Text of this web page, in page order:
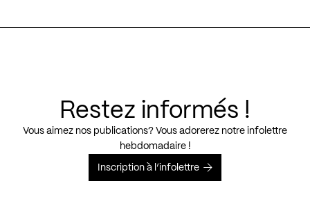
Restez informés !
Vous aimez nos publications? Vous adorerez notre infolettre
hebdomadaire !
Inscription à l’infolettre